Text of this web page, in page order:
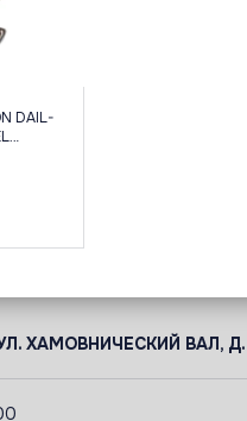
DAIL-
ХАМОВНИЧЕСКИЙ ВАЛ, Д.